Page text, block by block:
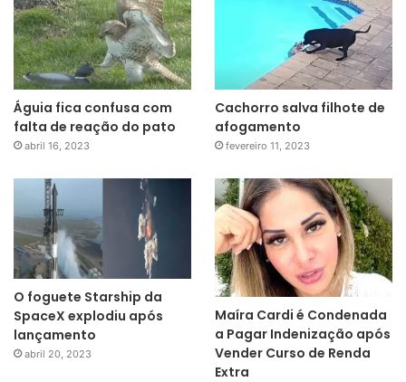
Águia fica confusa com
falta de reação do pato
abril 16, 2023
Cachorro salva filhote de
afogamento
fevereiro 11, 2023
O foguete Starship da
SpaceX explodiu após
lançamento
abril 20, 2023
Maíra Cardi é Condenada
a Pagar Indenização após
Vender Curso de Renda
Extra